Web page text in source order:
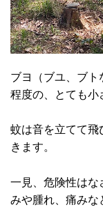
ブヨ（ブユ、ブ
程度の、とても小
蚊は音を立てて
きます。
一見、危険性は
みや腫れ、痛みな